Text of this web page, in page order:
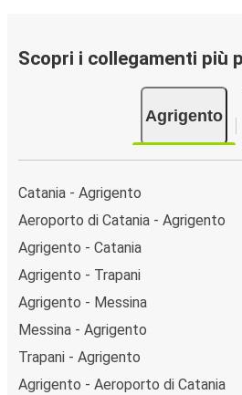
Scopri i collegamenti più
Agrigento
Catania - Agrigento
Aeroporto di Catania - Agrigento
Agrigento - Catania
Agrigento - Trapani
Agrigento - Messina
Messina - Agrigento
Trapani - Agrigento
Agrigento - Aeroporto di Catania